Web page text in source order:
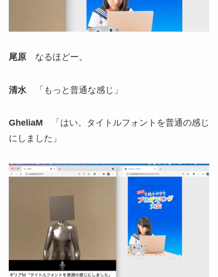
尾原なるほどー。
清水「もっと普通な感じ」
GheliaM 「はい。タイトルフォントを普通の感じ
にしました」